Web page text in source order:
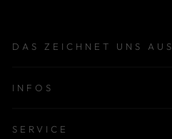
DAS ZEICHNET UNS AUS
INFOS
SERVICE